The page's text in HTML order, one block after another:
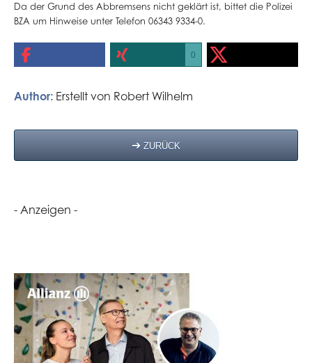
Da der Grund des Abbremsens nicht geklärt ist, bittet die Polizei
BZA um Hinweise unter Telefon 06343 9334-0.
0
Author: Erstellt von Robert Wilhelm
ZURÜCK
- Anzeigen -